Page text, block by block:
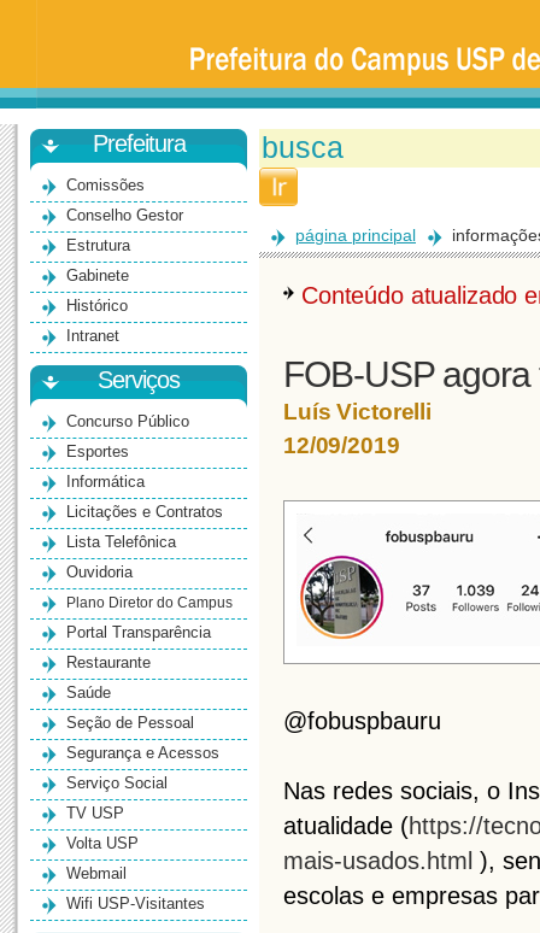
Universidade
São
Paulo
-
BauruPrefeitura
Comissões
Conselho Gestor
Estrutura
Gabinete
Histórico
Intranet
Serviços
Concurso Público
Esportes
Informática
Licitações e Contratos
Lista Telefônica
Ouvidoria
Plano Diretor do Campus
Portal Transparência
Restaurante
Saúde
Seção de Pessoal
Segurança e Acessos
Serviço Social
TV USP
Volta USP
Webmail
Wifi USP-Visitantes
página principal
Conteúdo atualizado
FOB-USP
Luís Victorelli
12/09/2019
@fobuspbauru
Nas redes sociais, o
atualidade (https://
mais-usados.html ),
escolas e empresas